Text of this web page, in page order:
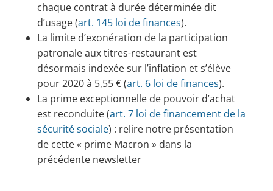
chaque contrat à durée déterminée dit
d’usage (art. 145 loi de finances).
La limite d’exonération de la participation
patronale aux titres-restaurant est
désormais indexée sur l’inflation et s’élève
pour 2020 à 5,55 € (art. 6 loi de finances).
La prime exceptionnelle de pouvoir d’achat
est reconduite (art. 7 loi de financement de la
sécurité sociale) : relire notre présentation
de cette « prime Macron » dans la
précédente newsletter